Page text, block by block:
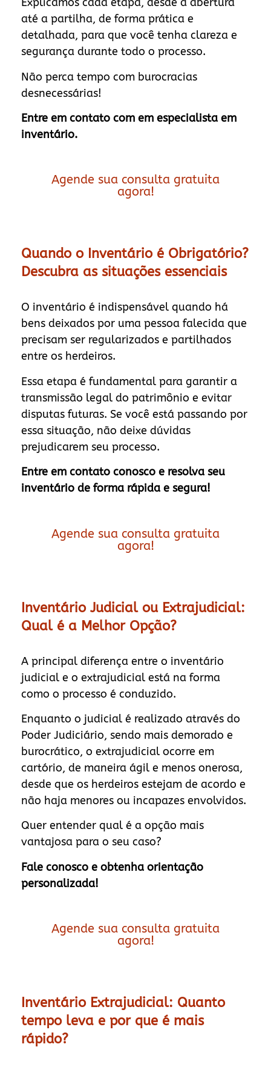
até a partilha, de forma prática e
detalhada, para que você tenha clareza e
segurança durante todo o processo.
Não perca tempo com burocracias
desnecessárias!
Entre em contato com em especialista em
inventário.
Agende sua consulta gratuita
agora!
Quando o Inventário é Obrigatório?
Descubra as situações essenciais
O inventário é indispensável quando há
bens deixados por uma pessoa falecida que
precisam ser regularizados e partilhados
entre os herdeiros.
Essa etapa é fundamental para garantir a
transmissão legal do patrimônio e evitar
disputas futuras. Se você está passando por
essa situação, não deixe dúvidas
prejudicarem seu processo.
Entre em contato conosco e resolva seu
inventário de forma rápida e segura!
Agende sua consulta gratuita
agora!
Inventário Judicial ou Extrajudicial:
Qual é a Melhor Opção?
A principal diferença entre o inventário
judicial e o extrajudicial está na forma
como o processo é conduzido.
Enquanto o judicial é realizado através do
Poder Judiciário, sendo mais demorado e
burocrático, o extrajudicial ocorre em
cartório, de maneira ágil e menos onerosa,
desde que os herdeiros estejam de acordo e
não haja menores ou incapazes envolvidos.
Quer entender qual é a opção mais
vantajosa para o seu caso?
Fale conosco e obtenha orientação
personalizada!
Agende sua consulta gratuita
agora!
Inventário Extrajudicial: Quanto
tempo leva e por que é mais
rápido?